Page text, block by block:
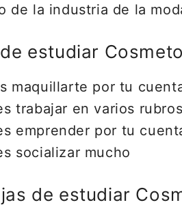
de la industria de la
estudiar
maquillarte por tu
trabajar en varios rubros
emprender por tu
socializar mucho
de estudiar